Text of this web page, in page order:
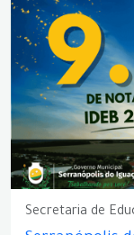
Secretaria de